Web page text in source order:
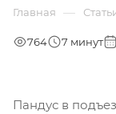
Главная —
764 7 минут
Пандус в